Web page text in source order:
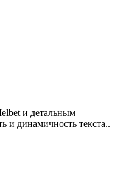
и детальным
и динамичность текста..